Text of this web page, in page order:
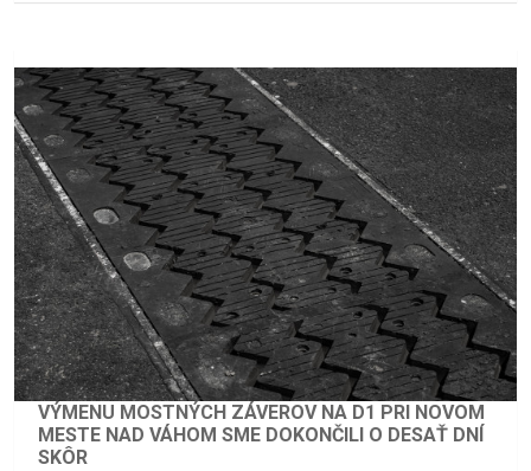
VÝMENU MOSTNÝCH ZÁVEROV NA D1 PRI NOVOM
MESTE NAD VÁHOM SME DOKONČILI O DESAŤ DNÍ
SKÔR